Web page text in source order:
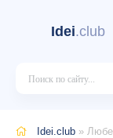
Idei.club
Idei.club »